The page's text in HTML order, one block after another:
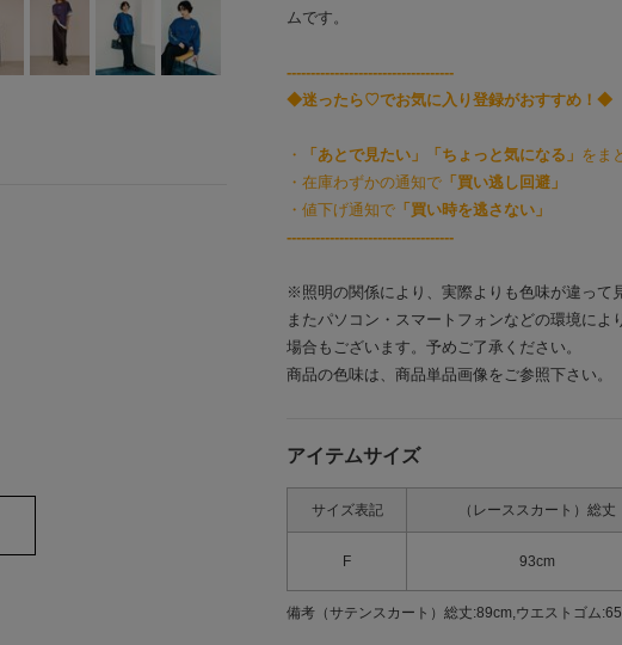
ムです。
-----------------------------------
◆迷ったら♡でお気に入り登録がおすすめ！◆
・ 「あとで見たい」「ちょっと気になる」 をま
・在庫わずかの通知で 「買い逃し回避」
・値下げ通知で 「買い時を逃さない」
-----------------------------------
※照明の関係により、実際よりも色味が違って
またパソコン・スマートフォンなどの環境に
場合もございます。予めご了承ください。
商品の色味は、商品単品画像をご参照下さい。
アイテムサイズ
サイズ表記 （レーススカート）総丈
F 93cm
備考 （サテンスカート）総丈:89cm,ウエストゴム